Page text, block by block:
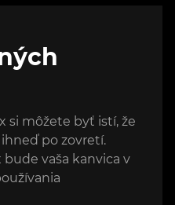
si môžete byť istí, že
po zovretí.
vaša kanvica v